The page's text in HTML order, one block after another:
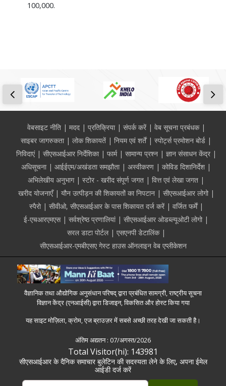
100,000.
Footerवेबसाइट नीति मदद प्रतिक्रिया संपर्क करें
वेब सूचना प्रबंधक
साइबर जागरुकता
लोक शिकायतें नियम एवं शर्तें
स्पोर्ट्स प्रमोशन बोर्ड
निविदाएं
सीएसआईआर निर्देशिका फार्म सामान्य प्रश्न
ज्ञान संसाधन केंद्र
अधिसूचना
आईईएम/अखंडता समझौता अस्वीकरण
कोविड दिशानिर्देश
अभिलेखीय अनुभाग
स्टोर - खरीद संपूर्ण जगत
वित्त एवं लेखा जगत
खरीद योजनाएँ
यौन उत्पीड़न की शिकायतों का निपटान
सीएसआईआर लोगो
स्पैरो
सीवीओ, सीएसआईआर के पास शिकायत दर्ज करें
वर्जित फर्में
ई-एचआरएमएस
सर्वश्रेष्ठ प्रणालियां
सीएसआईआर ओडब्ल्यूओटी लोगो
सरल डाटा पोर्टल
एसएनपी डेटालिंक
सीएसआईआर-एमबीएसए गेस्ट हाउस ऑनलाइन वेब एप्लीकेशन
वैज्ञानिक तथा औद्योगिक अनुसंधान परिषद् द्वारा प्रबंधित सामग्री, राष्ट्रीय सूचना
विज्ञान केंद्र (एनआईसी) द्वारा डिजाइन, विकसित और होस्ट किया गया
यह साइट मोज़िला, क्रोम, एज ब्राउज़र में सबसे अच्छी तरह देखी जा सकती है।
अंतिम अद्यतन : 07/अगस्त/2026
Total Visitor(hi): 143981
सीएसआईआर के दैनिक समाचार बुलेटिन की सदस्यता लेने के लिए, अपना ईमेल
आईडी दर्ज करें